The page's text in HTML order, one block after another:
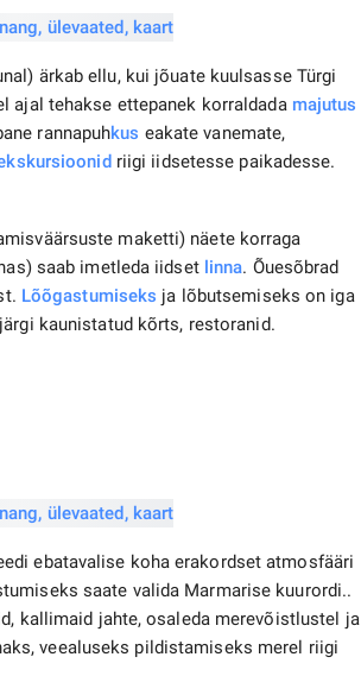
ärkab ellu, kui jõuate kuulsasse Türgi
ajal tehakse ettepanek korraldada majutus
rannapuhkus eakate vanemate,
riigi iidsetesse paikadesse.
maketti) näete korraga
saab imetleda iidset linna. Õuesõbrad
Lõõgastumiseks ja lõbutsemiseks on iga
kaunistatud kõrts, restoranid.
ebatavalise koha erakordset atmosfääri
saate valida Marmarise kuurordi..
kallimaid jahte, osaleda merevõistlustel ja
veealuseks pildistamiseks merel riigi